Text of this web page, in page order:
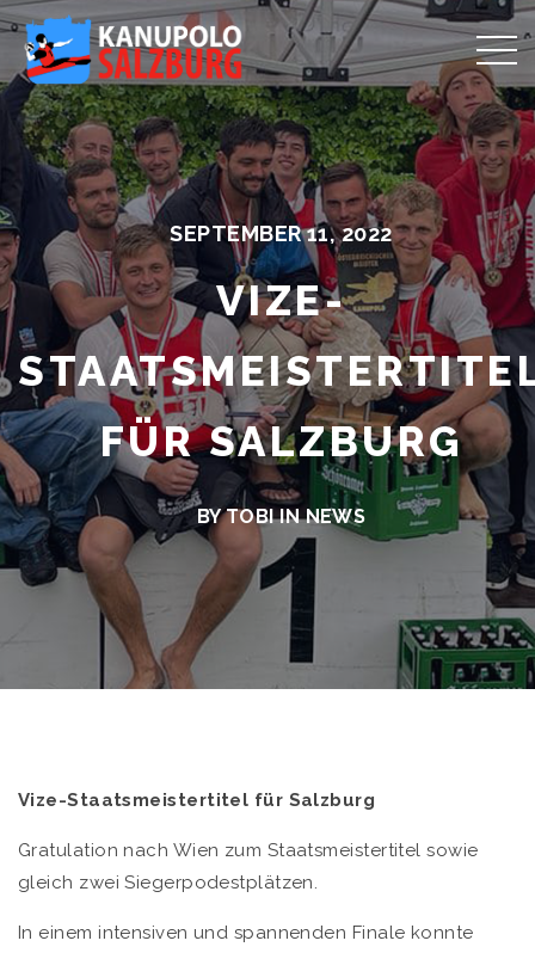
SEPTEMBER 11, 2022
VIZE-
FÜR SALZBURG
BY TOBI INNEWS
Vize-Staatsmeistertitel für Salzburg
Gratulation nach Wien zum Staatsmeistertitel sowie
gleich zwei Siegerpodestplätzen.
In einem intensiven und spannenden Finale konnte